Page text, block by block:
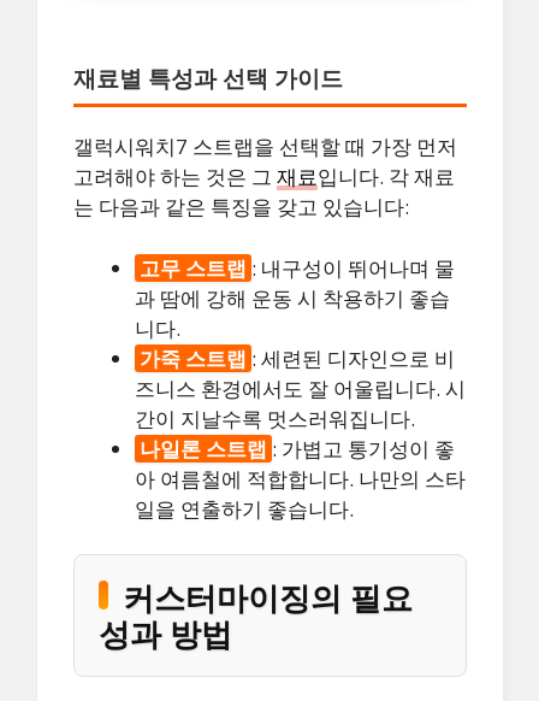
재료별 특성과 선택 가이드
갤럭시워치7 스트랩을 선택할 때 가장 먼저
고려해야 하는 것은 그 재료입니다. 각 재료
는 다음과 같은 특징을 갖고 있습니다:
고무 스트랩 : 내구성이 뛰어나며 물
과 땀에 강해 운동 시 착용하기 좋습
니다.
가죽 스트랩 : 세련된 디자인으로 비
즈니스 환경에서도 잘 어울립니다. 시
간이 지날수록 멋스러워집니다.
나일론 스트랩 : 가볍고 통기성이 좋
아 여름철에 적합합니다. 나만의 스타
일을 연출하기 좋습니다.
커스터마이징의 필요
성과 방법